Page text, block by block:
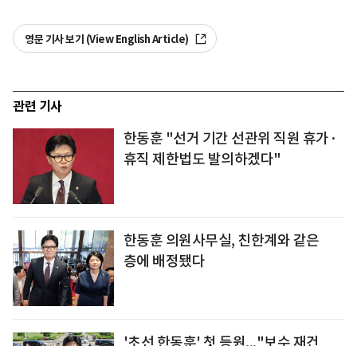
영문 기사 보기 (View English Article)
관련 기사
한동훈 "선거 기간 선관위 직원 휴가·
휴직 제한법도 발의하겠다"
한동훈 의원사무실, 친한계와 같은
층에 배정됐다
'초선 한동훈' 첫 등원..."보수 재건